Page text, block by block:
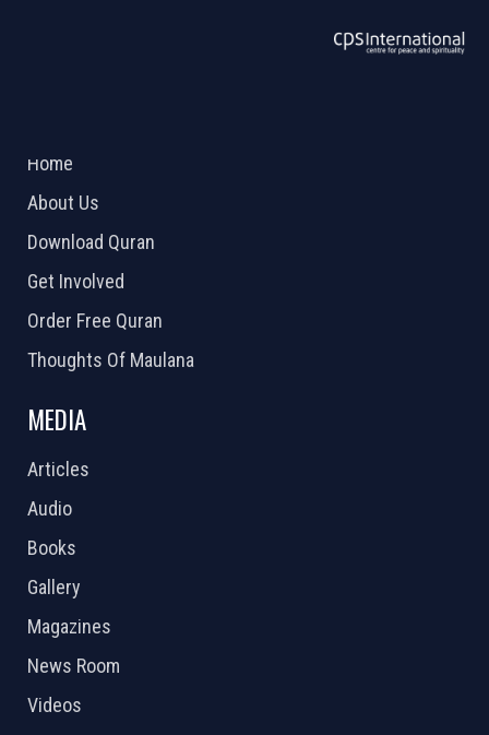
Home
About Us
Download Quran
Get Involved
Order Free Quran
Thoughts Of Maulana
MEDIA
Articles
Audio
Books
Gallery
Magazines
News Room
Videos